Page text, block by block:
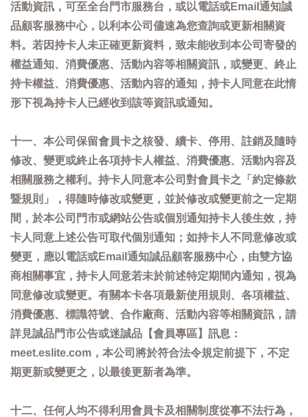
活動資訊，可至全台門市服務台，或以電話或Email通知誠
品顧客服務中心，以利本公司儘速為您查詢或更新相關資
料。若因持卡人未正確更新資料，致未能收到本公司寄發的
權益通知、消費優惠、活動內容等相關資訊，或變更、終止
持卡權益、消費優惠、活動內容的通知，持卡人同意在此情
形下視為持卡人已經收到該等資訊或通知。
十一、本公司保留會員卡之核發、續卡、停用、註銷及隨時
修改、變更或終止各項持卡人權益、消費優惠、活動內容及
相關服務之權利。持卡人同意本公司對會員卡之「約定條款
暨規則」，得隨時修改或變更，並於修改或變更前之一定期
間，於本公司門市或網站公告或個別通知持卡人後生效，持
卡人同意上述公告可取代個別通知；如持卡人不同意修改或
變更，應以電話或Email通知誠品顧客服務中心，由雙方協
商相關事宜，持卡人同意若未於前述特定期間內通知，視為
同意修改或變更。有關本卡各項最新使用規則、各項權益、
消費優惠、標識符號、合作廠商、活動內容等相關資訊，請
詳見誠品門市公告或迷誠品【會員專區】訊息：
meet.eslite.com，本公司將於符合法令規定前提下，不定
期更新或變更之，以最後更新者為準。
十二、任何人均不得利用會員卡及相關制度從事不法行為，